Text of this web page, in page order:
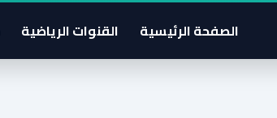
الصفحة الرئيسية القنوات الرياضية